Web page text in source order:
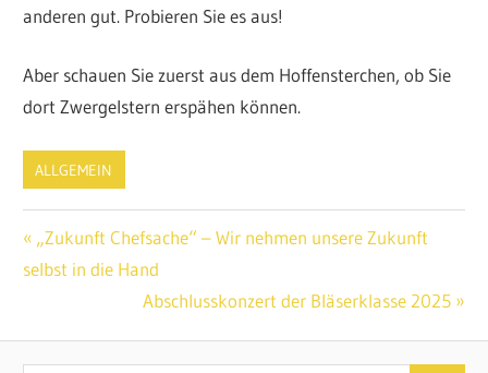
anderen gut. Probieren Sie es aus!
Aber schauen Sie zuerst aus dem Hoffensterchen, ob Sie
dort Zwergelstern erspähen können.
ALLGEMEIN
Beitragsnavigation
Vorheriger
Beitrag:
„Zukunft Chefsache“ – Wir nehmen unsere Zukunft
selbst in die Hand
Nächster
Abschlusskonzert der Bläserklasse 2025